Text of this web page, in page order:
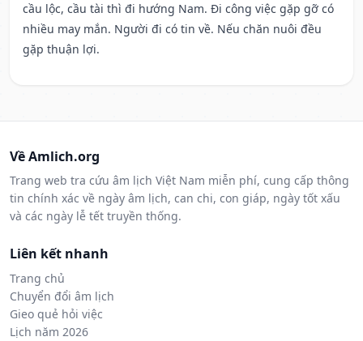
cầu lộc, cầu tài thì đi hướng Nam. Đi công việc gặp gỡ có
nhiều may mắn. Người đi có tin về. Nếu chăn nuôi đều
gặp thuận lợi.
Về Amlich.org
Trang web tra cứu âm lịch Việt Nam miễn phí, cung cấp thông
tin chính xác về ngày âm lịch, can chi, con giáp, ngày tốt xấu
và các ngày lễ tết truyền thống.
Liên kết nhanh
Trang chủ
Chuyển đổi âm lịch
Gieo quẻ hỏi việc
Lịch năm 2026